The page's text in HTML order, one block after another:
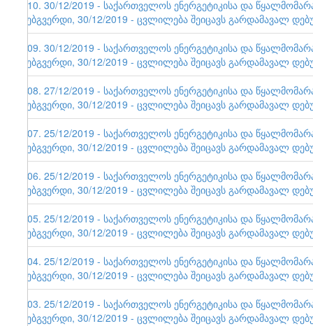
110. 30/12/2019 - საქართველოს ენერგეტიკისა და
ვებგვერდი, 30/12/2019 - ცვლილება შეიცავს გარდამავალ
109. 30/12/2019 - საქართველოს ენერგეტიკისა და
ვებგვერდი, 30/12/2019 - ცვლილება შეიცავს გარდამავალ
108. 27/12/2019 - საქართველოს ენერგეტიკისა და
ვებგვერდი, 30/12/2019 - ცვლილება შეიცავს გარდამავალ
107. 25/12/2019 - საქართველოს ენერგეტიკისა და
ვებგვერდი, 30/12/2019 - ცვლილება შეიცავს გარდამავალ
106. 25/12/2019 - საქართველოს ენერგეტიკისა და
ვებგვერდი, 30/12/2019 - ცვლილება შეიცავს გარდამავალ
105. 25/12/2019 - საქართველოს ენერგეტიკისა და
ვებგვერდი, 30/12/2019 - ცვლილება შეიცავს გარდამავალ
104. 25/12/2019 - საქართველოს ენერგეტიკისა და
ვებგვერდი, 30/12/2019 - ცვლილება შეიცავს გარდამავალ
103. 25/12/2019 - საქართველოს ენერგეტიკისა და
ვებგვერდი, 30/12/2019 - ცვლილება შეიცავს გარდამავალ